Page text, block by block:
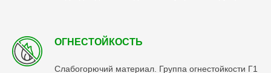
ОГНЕСТОЙКОСТЬ
Слабогорючий материал. Группа огнестойкости Г1